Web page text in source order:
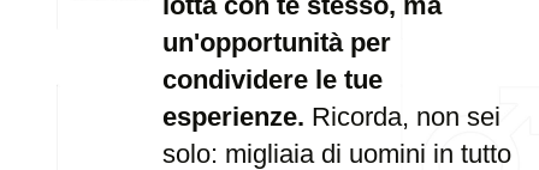
un'opportunità per
condividere le tue
esperienze. Ricorda, non sei
solo: migliaia di uomini in tutto